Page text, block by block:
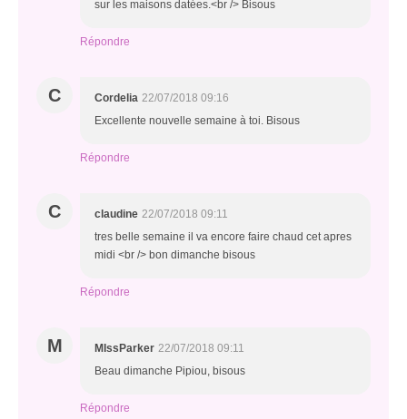
sur les maisons datées.<br /> Bisous
Répondre
C Cordelia 22/07/2018 09:16
Excellente nouvelle semaine à toi. Bisous
Répondre
C claudine 22/07/2018 09:11
tres belle semaine il va encore faire chaud cet apres
midi <br /> bon dimanche bisous
Répondre
M MIssParker 22/07/2018 09:11
Beau dimanche Pipiou, bisous
Répondre